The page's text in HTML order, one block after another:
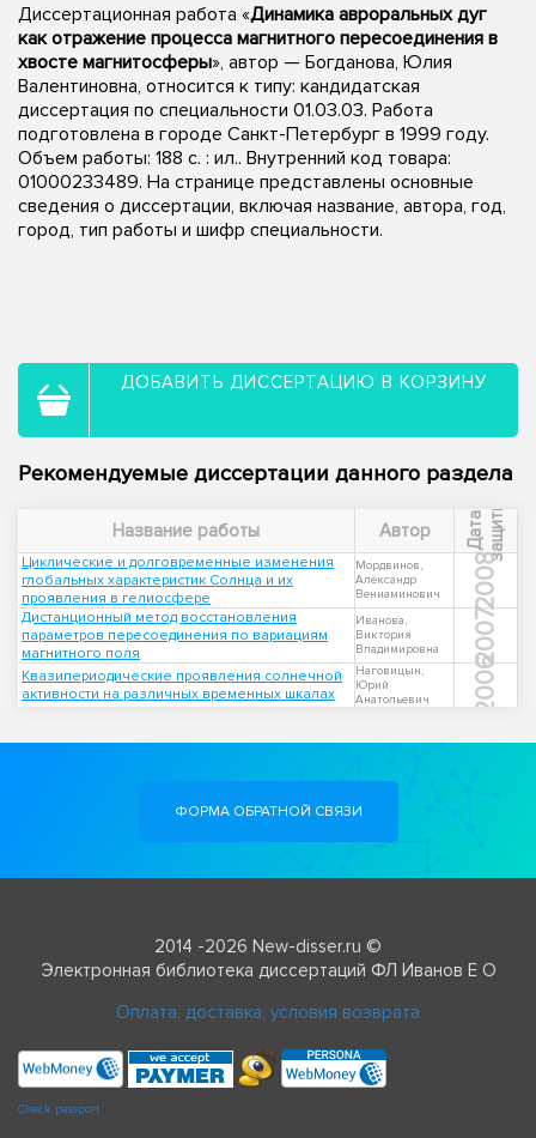
Диссертационная работа «Динамика авроральных дуг
как отражение процесса магнитного пересоединения в
хвосте магнитосферы», автор — Богданова, Юлия
Валентиновна, относится к типу: кандидатская
диссертация по специальности 01.03.03. Работа
подготовлена в городе Санкт-Петербург в 1999 году.
Объем работы: 188 с. : ил.. Внутренний код товара:
01000233489. На странице представлены основные
сведения о диссертации, включая название, автора, год,
город, тип работы и шифр специальности.
ДОБАВИТЬ ДИССЕРТАЦИЮ В КОРЗИНУ
Рекомендуемые диссертации данного раздела
Название работы Автор Д
а
т
а
з
а
щ
и
т ы
Циклические и долговременные изменения
глобальных характеристик Солнца и их
проявления в гелиосфере
Мордвинов,
Александр
Вениаминович
2008
Дистанционный метод восстановления
параметров пересоединения по вариациям
магнитного поля
Иванова,
Виктория
Владимировна
2007
Квазипериодические проявления солнечной
активности на различных временных шкалах
Наговицын,
Юрий
Анатольевич
2006
ФОРМА ОБРАТНОЙ СВЯЗИ
2014 -2026 New-disser.ru ©
Электронная библиотека диссертаций ФЛ Иванов Е О
Оплата, доставка, условия возврата
Check passport